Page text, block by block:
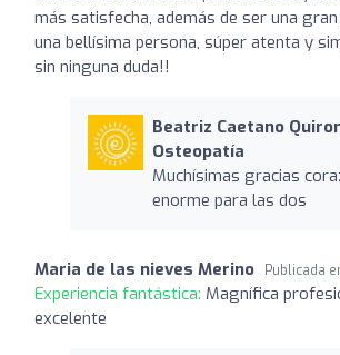
más satisfecha, además de ser una
una bellísima persona, súper atenta y
sin ninguna duda!!
Beatriz Caetano
Osteopatía
Muchísimas gracias
enorme para las dos
Maria de las nieves Merino Publicada
Experiencia fantástica: Magnífica
excelente